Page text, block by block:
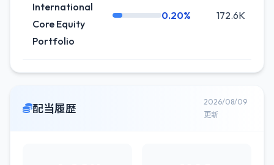
International
Core Equity
Portfolio
0.20% 172.6K
配当履歴
2026/08/09
更新